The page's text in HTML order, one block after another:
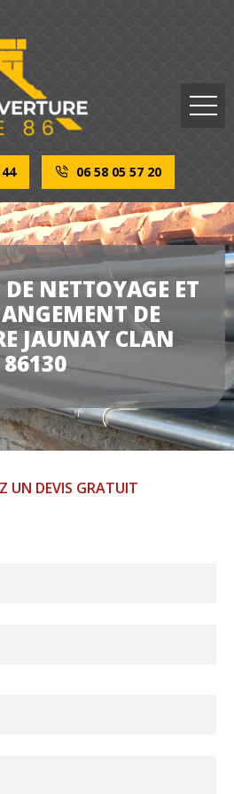
06 58 05 57 20
NETTOYAGE ET
DE
JAUNAY CLAN
86130
UN DEVIS GRATUIT